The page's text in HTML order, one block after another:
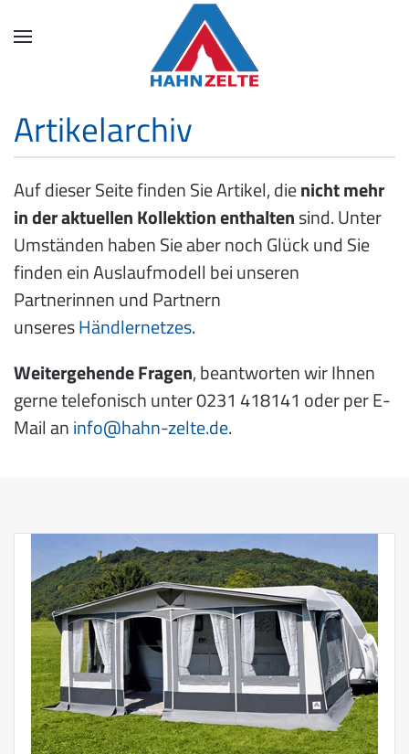
Artikelarchiv
Auf dieser Seite finden Sie Artikel, dienicht mehr
in der aktuellen Kollektion enthaltensind. Unter
Umständen haben Sie aber noch Glück und Sie
finden ein Auslaufmodell bei unseren
Partnerinnen und Partnern
unseresHändlernetzes.
Weitergehende Fragen, beantworten wir Ihnen
gerne telefonisch unter 0231 418141 oder per E-
Mail aninfo@hahn-zelte.de.